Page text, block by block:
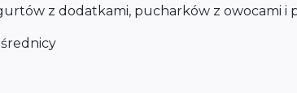
z dodatkami, pucharków z owocami i